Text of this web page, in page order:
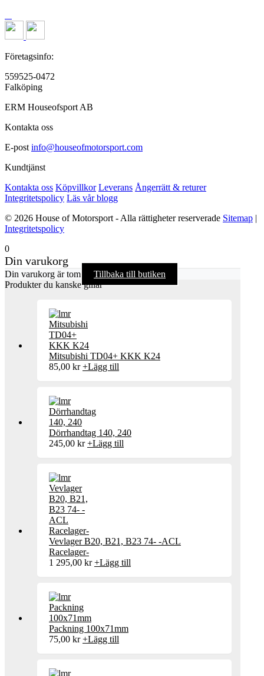
Företagsinfo:
559525-0472
Falköping
ERM Houseofsport AB
Kontakta oss
E-post info@houseofmotorsport.com
Kundtjänst
Kontakta oss Köpvillkor Leverans Ångerrätt & returer
Integritetspolicy Läs vår blogg
© 2026 House of Motorsport - Alla rättigheter reserverade Sitemap |
Integritetspolicy
0
Din varukorg
Din varukorg är tom
Tillbaka till butiken
Produkter du kanske gillar
Mitsubishi TD04+ KKK K24
85,00 kr +Lägg till
Dörrhandtag 140, 240
245,00 kr +Lägg till
Vevlager B20, B21, B23 74- -ACL
Racelager-
1 295,00 kr +Lägg till
Packning 100x71mm
75,00 kr +Lägg till